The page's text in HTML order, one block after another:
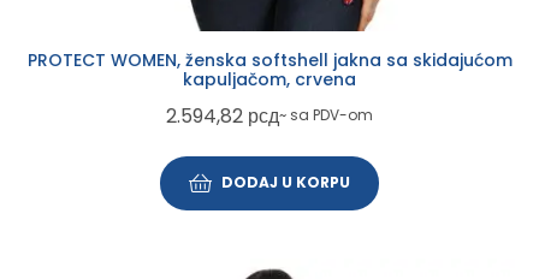
PROTECT WOMEN, ženska softshell jakna sa skidajućom
kapuljačom, crvena
2.594,82 рсд~ sa PDV-om
DODAJ U KORPU